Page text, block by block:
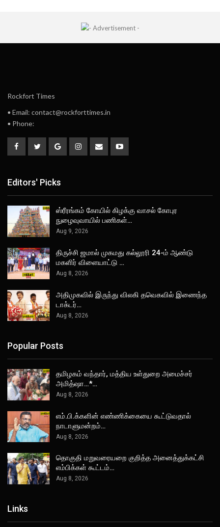
Rockfort Times
• Email: contact@rockforttimes.in
• Phone:
Editors' Picks
ஸ்ரீரங்கம் கோயில் கிழக்கு வாசல் கோபுர
நுழைவுவாயில் பணிகள்…
Aug 9, 2026
திருச்சி ஜமால் முகமது கல்லூரி 24-ம் ஆண்டு
மகளிர் விளையாட்டு …
Aug 8, 2026
அதிமுகவில் இருந்து விலகி தவெகவில் இணைந்த
டாக்டர்…
Aug 8, 2026
Popular Posts
தமிழகம் வந்தார், மத்திய உள்துறை அமைச்சர்
அமித்ஷா…*…
Aug 8, 2026
எம்.பி.க்களின் எண்ணிக்கையை கூட்டுவதால்
நாடாளுமன்றம்…
Aug 8, 2026
தொகுதி மறுவரையறை குறித்த அனைத்துக்கட்சி
எம்பிக்கள் கூட்டம்…
Aug 8, 2026
Links